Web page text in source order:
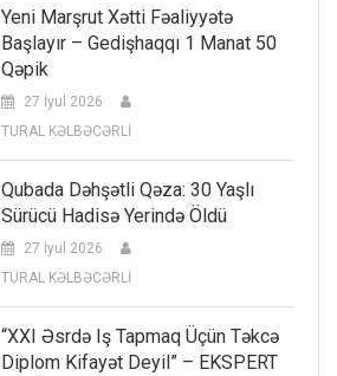
Yeni Marşrut Xətti Fəaliyyətə
Başlayır – Gedişhaqqı 1 Manat 50
Qəpik
27 İyul 2026
TURAL KƏLBƏCƏRLİ
Qubada Dəhşətli Qəza: 30 Yaşlı
Sürücü Hadisə Yerində Öldü
27 İyul 2026
TURAL KƏLBƏCƏRLİ
“XXI Əsrdə Iş Tapmaq Üçün Təkcə
Diplom Kifayət Deyil” – EKSPERT